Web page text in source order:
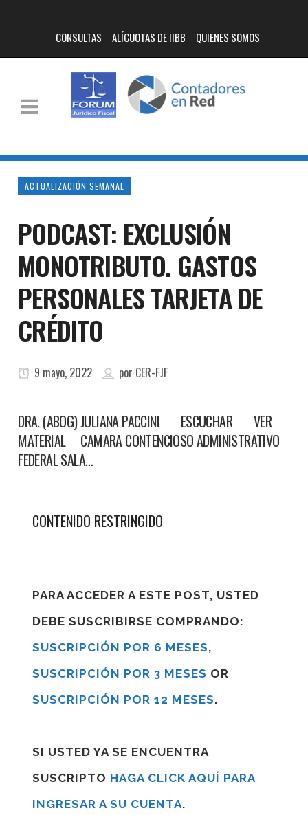
CONSULTAS ALÍCUOTAS DE IIBB QUIENES SOMOS
ACTUALIZACIÓN SEMANAL
PODCAST: EXCLUSIÓN
MONOTRIBUTO. GASTOS
PERSONALES TARJETA DE
CRÉDITO
9 mayo, 2022 por CER-FJF
DRA. (ABOG) JULIANA PACCINI ESCUCHAR VER
MATERIAL CAMARA CONTENCIOSO ADMINISTRATIVO
FEDERAL SALA…
CONTENIDO RESTRINGIDO
PARA ACCEDER A ESTE POST, USTED
DEBE SUSCRIBIRSE COMPRANDO:
SUSCRIPCIÓN POR 6 MESES,
SUSCRIPCIÓN POR 3 MESES OR
SUSCRIPCIÓN POR 12 MESES.
SI USTED YA SE ENCUENTRA
SUSCRIPTO HAGA CLICK AQUÍ PARA
INGRESAR A SU CUENTA.